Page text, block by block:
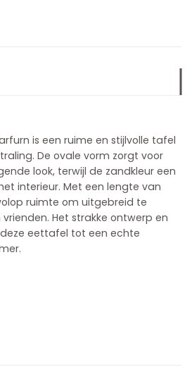
is een ruime en stijlvolle tafel
De ovale vorm zorgt voor
look, terwijl de zandkleur een
interieur. Met een lengte van
ruimte om uitgebreid te
Het strakke ontwerp en
eettafel tot een echte